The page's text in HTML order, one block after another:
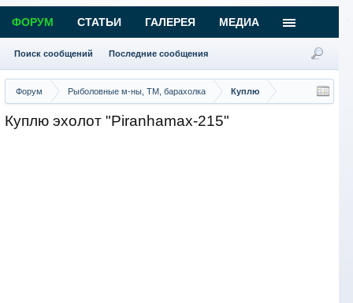
Форум Рыболовные м-ны, ТМ, барахолка Куплю
Куплю эхолот "Piranhamax-215"
ФОРУМ
Поиск сообщений Последние сообщения
СТАТЬИ ГАЛЕРЕЯ МЕДИА